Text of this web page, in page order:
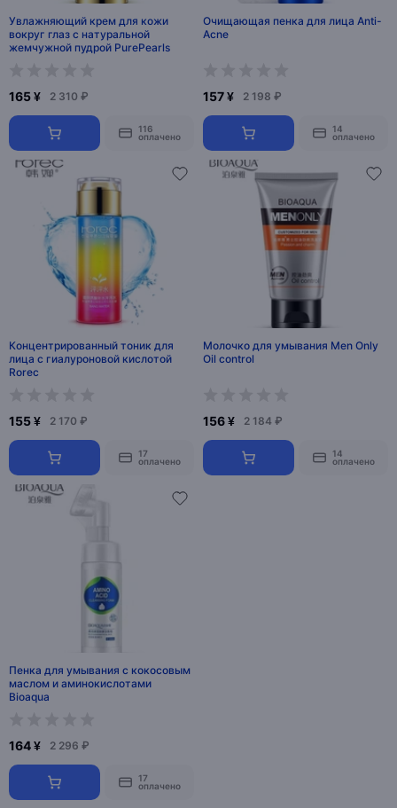
Увлажняющий крем для кожи
вокруг глаз с натуральной
жемчужной пудрой PurePearls
165 ¥ 2 310 ₽
116
оплачено
Очищающая пенка для лица Anti-
Acne
157 ¥ 2 198 ₽
14
оплачено
Концентрированный тоник для
лица с гиалуроновой кислотой
Rorec
155 ¥ 2 170 ₽
17
оплачено
Молочко для умывания Men Only
Oil control
156 ¥ 2 184 ₽
14
оплачено
Пенка для умывания с кокосовым
маслом и аминокислотами
Bioaqua
164 ¥ 2 296 ₽
17
оплачено